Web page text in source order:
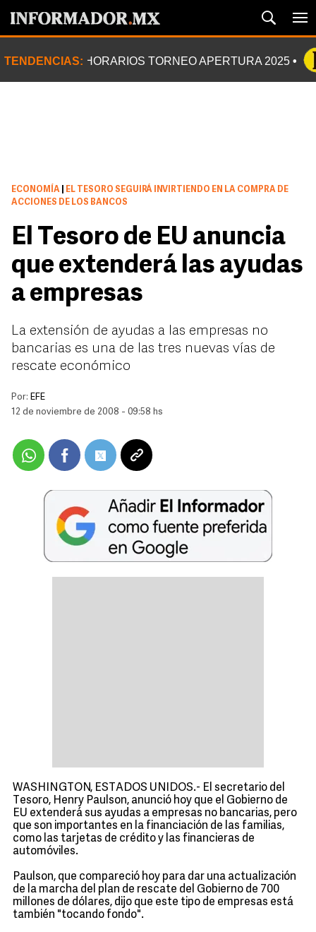
TENDENCIAS: HORARIOS TORNEO APERTURA 2025
ECONOMÍA
EL TESORO SEGUIRÁ INVIRTIENDO EN LA COMPRA DE
ACCIONES DE LOS BANCOS
El Tesoro de EU anuncia
que extenderá las ayudas
a empresas
La extensión de ayudas a las empresas no
bancarias es una de las tres nuevas vías de
rescate económico
Por: EFE
12 de noviembre de 2008 - 09:58 hs
WASHINGTON, ESTADOS UNIDOS.- El secretario del
Tesoro, Henry Paulson, anunció hoy que el Gobierno de
EU extenderá sus ayudas a empresas no bancarias, pero
que son importantes en la financiación de las familias,
como las tarjetas de crédito y las financieras de
automóviles.
Paulson, que compareció hoy para dar una actualización
de la marcha del plan de rescate del Gobierno de 700
millones de dólares, dijo que este tipo de empresas está
también "tocando fondo".